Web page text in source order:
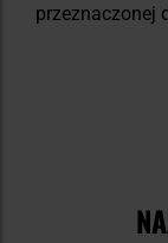
przeznaczonej